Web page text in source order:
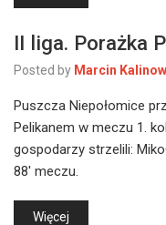
II liga. Porażka
Posted by Marcin
Puszcza Niepołomice
Pelikanem w meczu 1.
gospodarzy strzelili:
88' meczu.
Więcej